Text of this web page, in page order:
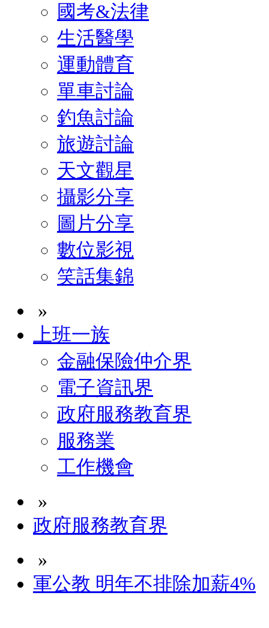
國考&法律
生活醫學
運動體育
單車討論
釣魚討論
旅遊討論
天文觀星
攝影分享
圖片分享
數位影視
笑話集錦
»
上班一族
金融保險仲介界
電子資訊界
政府服務教育界
服務業
工作機會
»
政府服務教育界
»
軍公教 明年不排除加薪4%